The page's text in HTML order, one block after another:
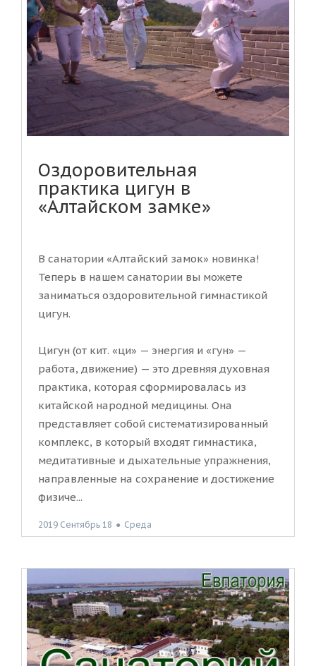
Оздоровительная
практика цигун в
«Алтайском замке»
В санатории «Алтайский замок» новинка!
Теперь в нашем санатории вы можете
заниматься оздоровительной гимнастикой
цигун.
Цигун (от кит. «ци» — энергия и «гун» —
работа, движение) — это древняя духовная
практика, которая сформировалась из
китайской народной медицины. Она
представляет собой систематизированный
комплекс, в который входят гимнастика,
медитативные и дыхательные упражнения,
направленные на сохранение и достижение
физиче...
2019 Сентябрь 18 ● Среда